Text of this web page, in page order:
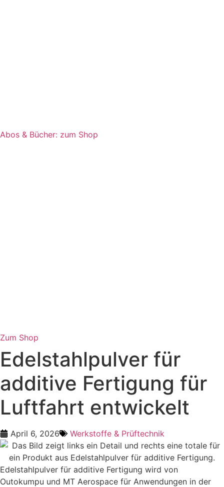
Abos & Bücher: zum Shop
Zum Shop
Edelstahlpulver für
additive Fertigung für
Luftfahrt entwickelt
April 6, 2026 Werkstoffe & Prüftechnik
Edelstahlpulver für additive Fertigung wird von
Outokumpu und MT Aerospace für Anwendungen in der